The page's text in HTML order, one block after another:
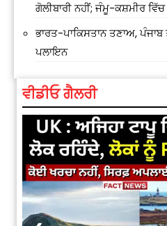
ਗੋਲੀਬਾਰੀ ਨਹੀਂ; ਜੰਮੂ-ਕਸ਼ਮੀਰ
ਭਾਰਤ-ਪਾਕਿਸਤਾਨ ਤਣਾਅ, ਪੰਜਾਬ
ਪਲਾਇਨ
ਵੀਡੀਓ ਗੈਲਰੀ